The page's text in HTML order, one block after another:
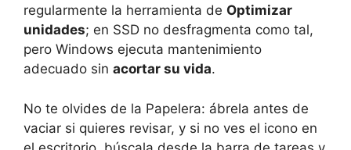
regularmente la herramienta de Optimizar
unidades; en SSD no desfragmenta como tal,
pero Windows ejecuta mantenimiento
adecuado sin acortar su vida.
No te olvides de la Papelera: ábrela antes de
vaciar si quieres revisar, y si no ves el icono en